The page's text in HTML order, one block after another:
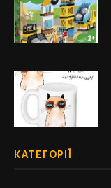
КАТЕГОРІЇ